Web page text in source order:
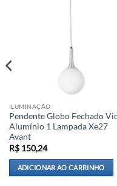
ILUMINAÇÃO
Pendente Globo Fechado
Alumínio 1 Lampada Xe27
Avant
R$150,24
ADICIONAR AO CARRINHO